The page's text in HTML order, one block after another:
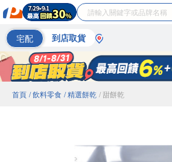
宅配 到店取貨
首頁 / 飲料零食 / 精選餅乾 / 甜餅乾